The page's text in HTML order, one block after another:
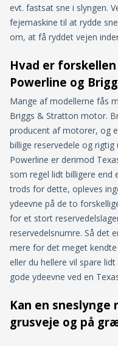
evt. fastsat sne i slyngen.
fejemaskine til at rydde
om, at få ryddet vejen
Hvad er
Powerline og
Mange af modellerne fås
Briggs & Stratton motor.
producent af motorer, og
billige reservedele og
Powerline er derimod
som regel lidt billigere
trods for dette, opleves
ydeevne på de to
for et stort
reservedelsnumre. Så det
mere for det meget
eller du hellere vil spare
gode ydeevne ved en
Kan en sneslynge
grusveje og på